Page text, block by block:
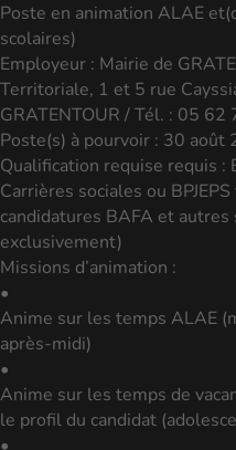
Poste en animation ALAE
scolaires)
Employeur : Mairie de
Territoriale, 1 et 5 rue
GRATENTOUR / Tél. : 05 62
Poste(s) à pourvoir : 30 août
Qualification requise requis :
Carrières sociales ou
candidatures BAFA et
exclusivement)
Missions d’animation :
•
Anime sur les temps ALAE
après-midi)
•
Anime sur les temps de
le profil du candidat